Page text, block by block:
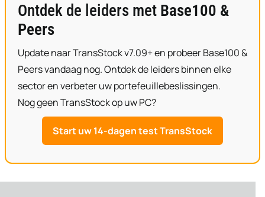
Ontdek de leiders met Base100 &
Peers
Update naar TransStock v7.09+ en probeer Base100 &
Peers vandaag nog. Ontdek de leiders binnen elke
sector en verbeter uw portefeuillebeslissingen.
Nog geen TransStock op uw PC?
Start uw 14-dagen test TransStock